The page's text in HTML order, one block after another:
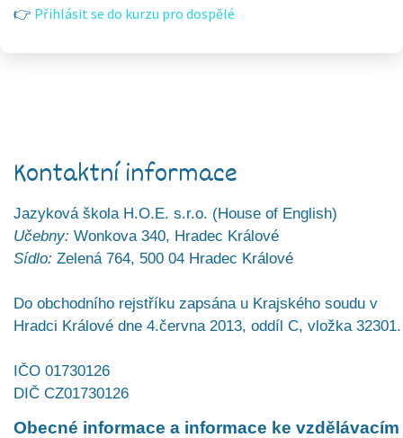
👉 Přihlásit se do kurzu pro dospělé
Kontaktní informace
Jazyková škola H.O.E. s.r.o. (House of English)
Učebny: Wonkova 340, Hradec Králové
Sídlo: Zelená 764, 500 04 Hradec Králové
Do obchodního rejstříku zapsána u Krajského soudu v
Hradci Králové dne 4.června 2013, oddíl C, vložka 32301.
IČO 01730126
DIČ CZ01730126
Obecné informace a informace ke vzdělávacím